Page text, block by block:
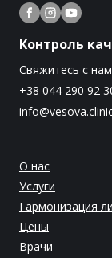
Контроль
Свяжитесь с
+38 044 290 92
О нас
Услуги
Гармонизация
Цены
Врачи